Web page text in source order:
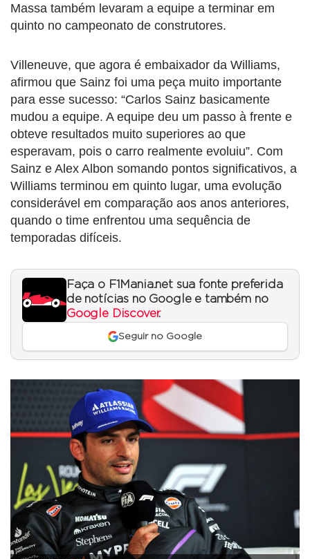
Massa também levaram a equipe a terminar em
quinto no campeonato de construtores.
Villeneuve, que agora é embaixador da Williams,
afirmou que Sainz foi uma peça muito importante
para esse sucesso: “Carlos Sainz basicamente
mudou a equipe. A equipe deu um passo à frente e
obteve resultados muito superiores ao que
esperavam, pois o carro realmente evoluiu”. Com
Sainz e Alex Albon somando pontos significativos, a
Williams terminou em quinto lugar, uma evolução
considerável em comparação aos anos anteriores,
quando o time enfrentou uma sequência de
temporadas difíceis.
Faça o F1Mania.net sua fonte preferida
de notícias no Google e também no
Google Discover.
Seguir no Google